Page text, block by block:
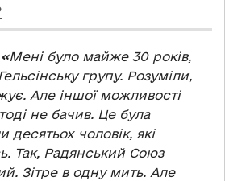
«Мені було майже 30 років,
групу. Розуміли,
Але іншої можливості
не бачив. Це була
десятьох чоловік, які
Так, Радянський Союз
Зітре в одну мить. Але